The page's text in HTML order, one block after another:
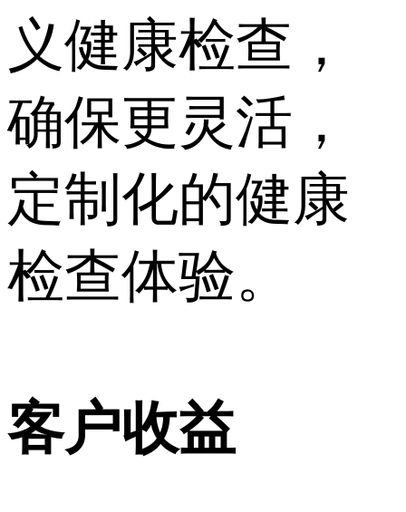
义健康检查，
确保更灵活，
定制化的健康
检查体验。
客户收益